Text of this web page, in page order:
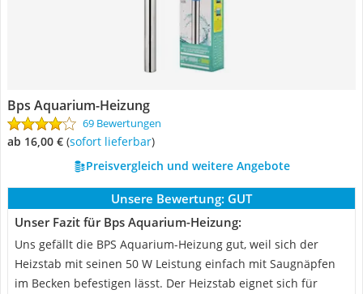
Bps Aquarium-Heizung
69 Bewertungen
ab 16,00 € ( Sofort lieferbar)
Preisvergleich und weitere Angebote
Unsere Bewertung: GUT
Unser Fazit für Bps Aquarium-Heizung:
Uns gefällt die BPS Aquarium-Heizung gut, weil sich der
Heizstab mit seinen 50 W Leistung einfach mit Saugnäpfen
im Becken befestigen lässt. Der Heizstab eignet sich für